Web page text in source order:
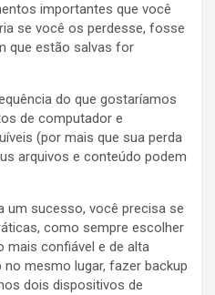
importantes que você
se você os perdesse, fosse
que estão salvas for
do que gostaríamos
de computador e
(por mais que sua perda
arquivos e conteúdo podem
um sucesso, você precisa se
como sempre escolher
mais confiável e de alta
mesmo lugar, fazer backup
dois dispositivos de